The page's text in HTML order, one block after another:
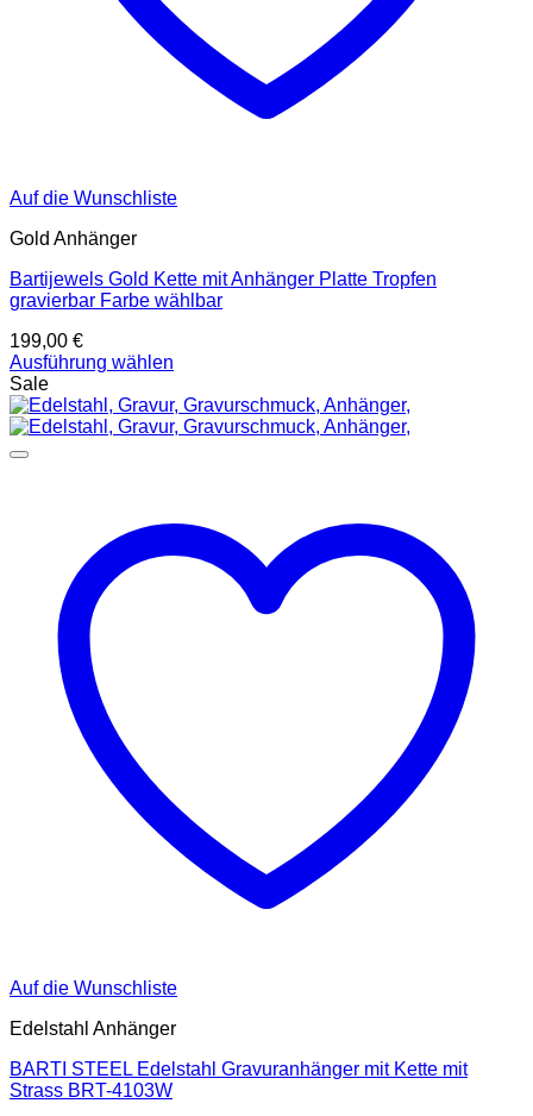
Auf die Wunschliste
Gold Anhänger
Bartijewels Gold Kette mit Anhänger Platte Tropfen
gravierbar Farbe wählbar
199,00 €
Ausführung wählen
Dieses
Produkt
weist
mehrere
Produktseite
gewählt
werden
Sale
Auf die Wunschliste
Edelstahl Anhänger
BARTI STEEL Edelstahl Gravuranhänger mit Kette mit
Strass BRT-4103W